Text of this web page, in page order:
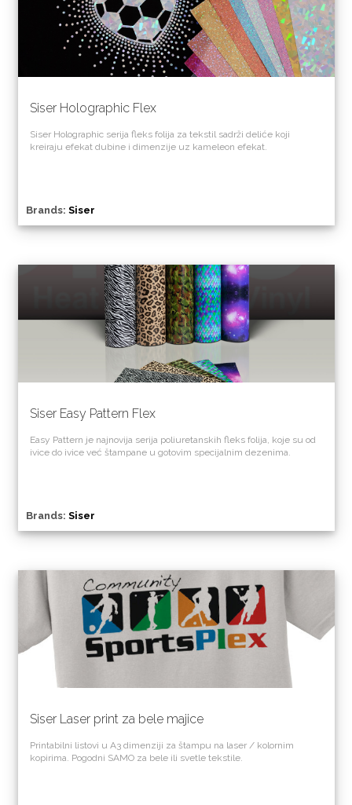
Siser Holographic Flex
Siser Holographic serija fleks folija za tekstil sadrži deliće koji
kreiraju efekat dubine i dimenzije uz kameleon efekat.
Brands: Siser
Siser Easy Pattern Flex
Easy Pattern je najnovija serija poliuretanskih fleks folija, koje su od
ivice do ivice već štampane u gotovim specijalnim dezenima.
Brands: Siser
Siser Laser print za bele majice
Printabilni listovi u A3 dimenziji za štampu na laser / kolornim
kopirima. Pogodni SAMO za bele ili svetle tekstile.